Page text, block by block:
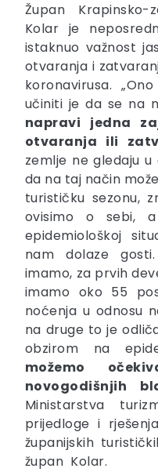
Župan Krapinsko-
Kolar je
istaknuo važnost
otvaranja i
koronavirusa.
učiniti je da se na
napravi jedna
otvaranja ili
zemlje ne gledaju
da na taj način
turističku sezonu,
ovisimo o sebi,
epidemiološkoj
nam dolaze
imamo, za prvih
imamo oko 55
noćenja u odnosu
na druge to je
obzirom na
možemo
novogodišnjih
Ministarstva
prijedloge i
županijskih
župan Kolar.